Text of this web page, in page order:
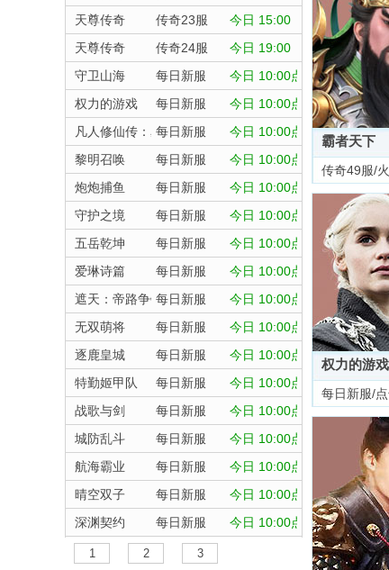
天尊传奇
传奇23服
今日 15:00
天尊传奇
传奇24服
今日 19:00
守卫山海
每日新服
今日 10:00点
权力的游戏
每日新服
今日 10:00点
凡人修仙传：星海飞驰
每日新服
今日 10:00点
黎明召唤
每日新服
今日 10:00点
炮炮捕鱼
每日新服
今日 10:00点
守护之境
每日新服
今日 10:00点
五岳乾坤
每日新服
今日 10:00点
爱琳诗篇
每日新服
今日 10:00点
遮天：帝路争锋每日新服
今日 10:00点
无双萌将
每日新服
今日 10:00点
逐鹿皇城
每日新服
今日 10:00点
特勤姬甲队
每日新服
今日 10:00点
战歌与剑
每日新服
今日 10:00点
城防乱斗
每日新服
今日 10:00点
航海霸业
每日新服
今日 10:00点
晴空双子
每日新服
今日 10:00点
深渊契约
每日新服
今日 10:00点
坠落守望者
每日新服
1 2 3
霸者天下
传奇49服/
权力的游戏
每日新服/